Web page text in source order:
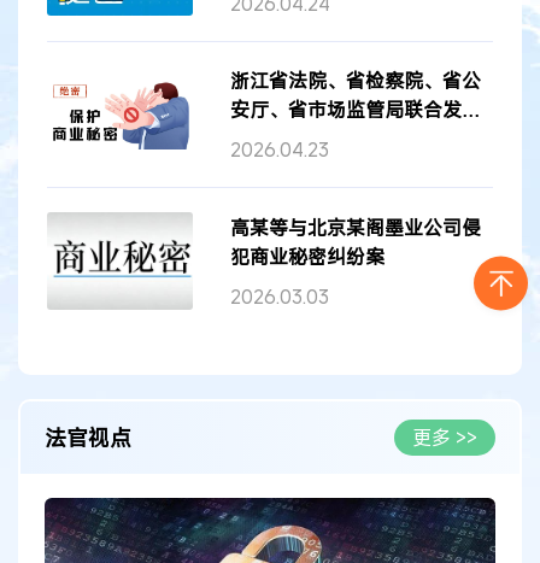
浙江省法院、省检察院、省公
安厅、省市场监管局联合发布
浙江省商...
2026.04.23
高某等与北京某阁墨业公司侵
犯商业秘密纠纷案
2026.03.03
法官视点 更多 >>